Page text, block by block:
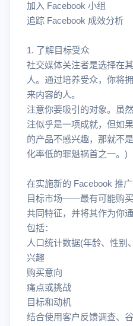
加入 Facebook 小组
追踪 Facebook 成效分析
1. 了解目标受众
社交媒体关注者是选择在
人。通过培养受众，你将
来内容的人。
注意你要吸引的对象。虽
注似乎是一项成就，但如
的产品不感兴趣，那就不
化率低的罪魁祸首之一。)
在实施新的 Facebook 推
目标市场——最有可能购
共同特征，并将其作为你
包括：
人口统计数据(年龄、性别
兴趣
购买意向
痛点或挑战
目标和动机
结合使用客户反馈调查、